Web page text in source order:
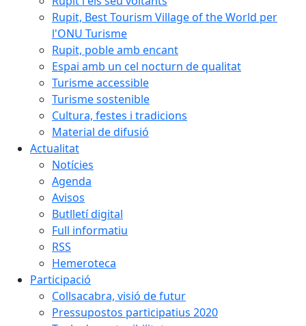
Rupit, Best Tourism Village of the World per
l'ONU Turisme
Rupit, poble amb encant
Espai amb un cel nocturn de qualitat
Turisme accessible
Turisme sostenible
Cultura, festes i tradicions
Material de difusió
Actualitat
Notícies
Agenda
Avisos
Butlletí digital
Full informatiu
RSS
Hemeroteca
Participació
Collsacabra, visió de futur
Pressupostos participatius 2020